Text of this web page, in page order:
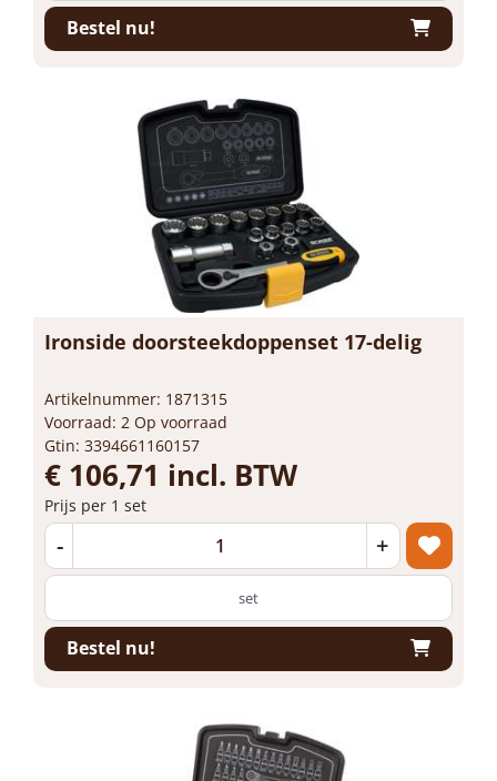
Bestel nu!
Ironside doorsteekdoppenset 17-delig
Artikelnummer: 1871315
Voorraad: 2 Op voorraad
Gtin: 3394661160157
€ 106,71 incl. BTW
Prijs per 1 set
- +
set
Bestel nu!